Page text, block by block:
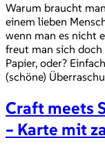
Warum braucht
einem lieben
wenn man es nicht
freut man sich
Papier, oder?
(schöne)
Craft meets
– Karte mit